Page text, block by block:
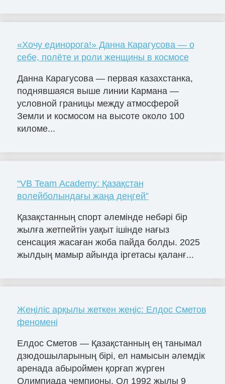
«Хочу единорога!» Данна Карагусова — о
себе, полёте и роли женщины в космосе
Данна Карагусова — первая казахстанка,
поднявшаяся выше линии Кармана —
условной границы между атмосферой
Земли и космосом на высоте около 100
киломе...
“VB Team Academy: Қазақстан
волейболындағы жаңа деңгей”
Қазақстанның спорт әлемінде небәрі бір
жылға жетпейтін уақыт ішінде нағыз
сенсация жасаған жоба пайда болды. 2025
жылдың мамыр айында іргетасы қаланғ...
Жеңіліс арқылы жеткен жеңіс: Елдос Сметов
феномені
Елдос Сметов — Қазақстанның ең танымал
дзюдошыларының бірі, ел намысын әлемдік
аренада абыроймен қорғап жүрген
Олимпиада чемпионы. Ол 1992 жылы 9